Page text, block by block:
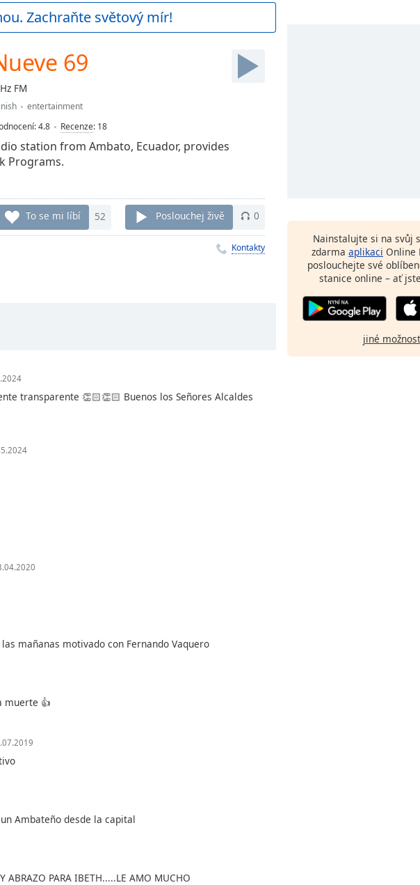
Zachraňte světový mír!
69
FM
entertainment
4.8 Recenze: 18
station from Ambato, Ecuador, provides
Programs.
To se mi líbí 52 Poslouchej živě 0
Kontakty
transparente 👏🏻👏🏻 Buenos los Señores Alcaldes
mañanas motivado con Fernando Vaquero
muerte 👍
Ambateño desde la capital
ABRAZO PARA IBETH.....LE AMO MUCHO
Nainstalujte si na svůj
zdarma aplikaci Online
poslouchejte své
stanice online – ať
jiné možnost